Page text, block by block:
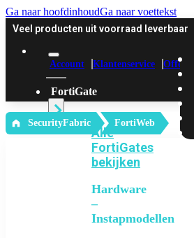
Ga naar hoofdinhoudGa naar voettekst
Veel producten uit voorraad leverbaar
Account Klantenservice Offerte
FortiGate
Alle
FortiGates
bekijken
Hardware
–
Instapmodellen
‎ SecurityFabric FortiWeb